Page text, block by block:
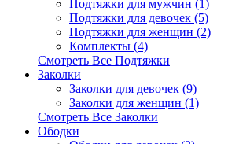
Подтяжки для мужчин (1)
Подтяжки для девочек (5)
Подтяжки для женщин (2)
Комплекты (4)
Смотреть Все Подтяжки
Заколки
Заколки для девочек (9)
Заколки для женщин (1)
Смотреть Все Заколки
Ободки